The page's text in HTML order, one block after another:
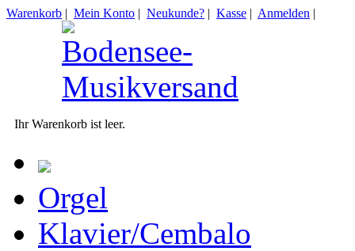
Warenkorb | Mein Konto | Neukunde? | Kasse | Anmelden |
Ihr Warenkorb ist leer.
Orgel
Klavier/Cembalo